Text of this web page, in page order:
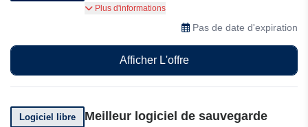
Super Offres sur la MiniTool
Plus d'informations
Pas de date d'expiration
Afficher L'offre
Logiciel libre
Meilleur logiciel de sauvegarde